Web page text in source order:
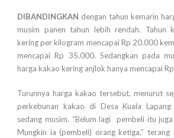
DIBANDINGKAN dengan tahun kemarin
musim panen tahun lebih rendah. Tahun
kering per kilogram mencapai Rp 20.000
mencapai Rp 35.000. Sedangkan pada
harga kakao kering anjlok hanya mencapai
Turunnya harga kakao tersebut, menurut
perkebunan kakao di Desa Kuala
sedang musim. “Belum lagi pembeli itu
Mungkin ia (pembeli) orang ketiga,” terang